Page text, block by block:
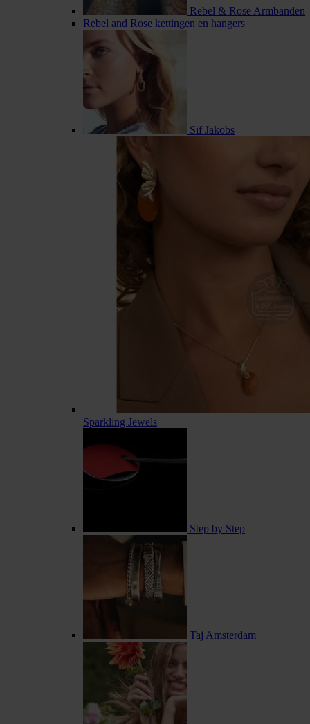
Rebel & Rose Armbanden
Rebel and Rose kettingen en hangers
Sif Jakobs
Sparkling Jewels
Step by Step
Taj Amsterdam